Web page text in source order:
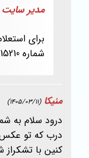
مدیر سایت
برای
شماره 09129315210 تماس بگیرید.
منیکا (1405/03/11)
درود سلام به
درب که تو
کنین با تشکراز